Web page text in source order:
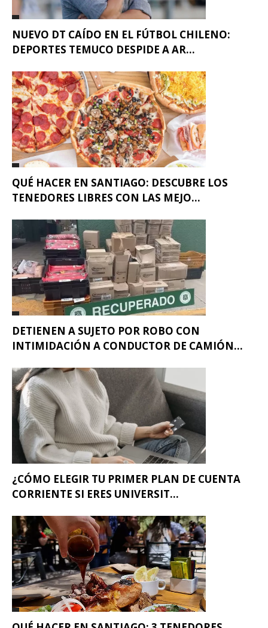
NUEVO DT CAÍDO EN EL FÚTBOL CHILENO:
DEPORTES TEMUCO DESPIDE A AR...
QUÉ HACER EN SANTIAGO: DESCUBRE LOS
TENEDORES LIBRES CON LAS MEJO...
DETIENEN A SUJETO POR ROBO CON
INTIMIDACIÓN A CONDUCTOR DE CAMIÓN...
¿CÓMO ELEGIR TU PRIMER PLAN DE CUENTA
CORRIENTE SI ERES UNIVERSIT...